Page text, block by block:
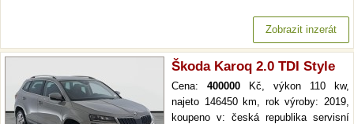
Zobrazit inzerát
Škoda Karoq 2.0 TDI Style
Cena: 400000 Kč, výkon 110 kw,
najeto 146450 km, rok výroby: 2019,
koupeno v: česká republika servisní